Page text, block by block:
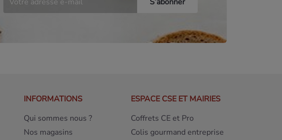
INFORMATIONS
Qui sommes nous ?
Nos magasins
ESPACE CSE ET MAIRIES
Coffrets CE et Pro
Colis gourmand entreprise